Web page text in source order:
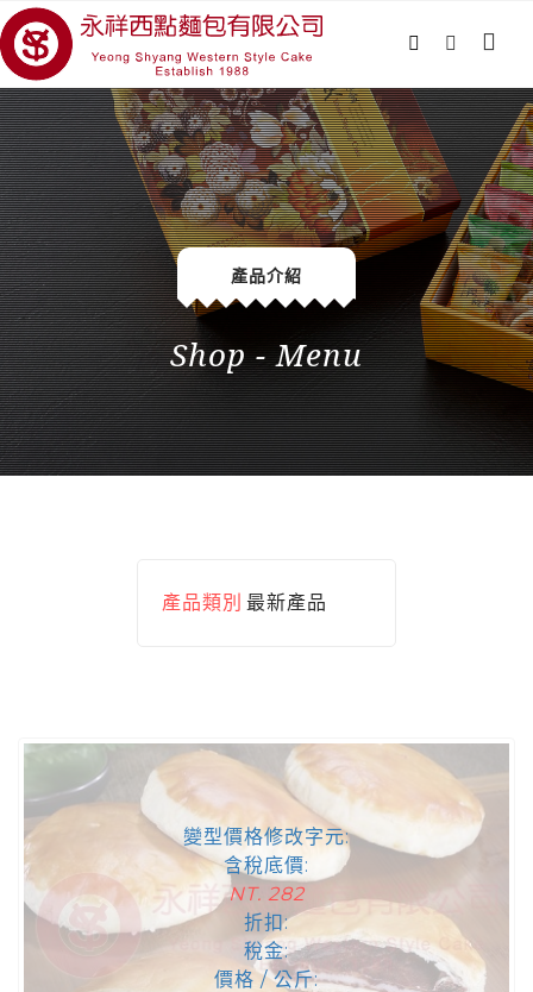
產品介紹
Shop - Menu
產品類別 最新產品
變型價格修改字元:
含稅底價:
NT. 282
折扣:
稅金:
價格 / 公斤: